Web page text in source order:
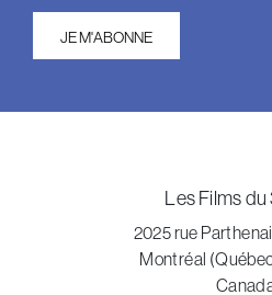
JE M'ABONNE
Les Films du
2025 rue
Montréal